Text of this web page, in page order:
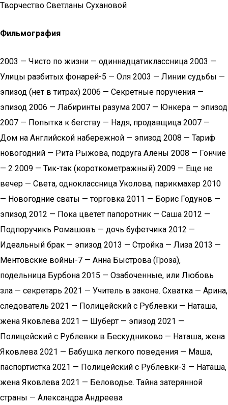
Творчество Светланы Сухановой
Фильмография
2003 — Чисто по жизни — одиннадцатиклассница 2003 —
Улицы разбитых фонарей-5 — Оля 2003 — Линии судьбы —
эпизод (нет в титрах) 2006 — Секретные поручения —
эпизод 2006 — Лабиринты разума 2007 — Юнкера — эпизод
2007 — Попытка к бегству — Надя, продавщица 2007 —
Дом на Английской набережной — эпизод 2008 — Тариф
новогодний — Рита Рыжова, подруга Алены 2008 — Гончие
— 2 2009 — Тик-так (короткометражный) 2009 — Еще не
вечер — Света, одноклассница Уколова, парикмахер 2010
— Новогодние сваты — торговка 2011 — Борис Годунов —
эпизод 2012 — Пока цветет папоротник — Саша 2012 —
Подпоручикъ Ромашовъ — дочь буфетчика 2012 —
Идеальный брак — эпизод 2013 — Стройка — Лиза 2013 —
Ментовские войны-7 — Анна Быстрова (Гроза),
подельница Бурбона 2015 — Озабоченные, или Любовь
зла — секретарь 2021 — Учитель в законе. Схватка — Арина,
следователь 2021 — Полицейский с Рублевки — Наташа,
жена Яковлева 2021 — Шуберт — эпизод 2021 —
Полицейский с Рублевки в Бескудниково — Наташа, жена
Яковлева 2021 — Бабушка легкого поведения — Маша,
паспортистка 2021 — Полицейский с Рублевки-3 — Наташа,
жена Яковлева 2021 — Беловодье. Тайна затерянной
страны — Александра Андреева